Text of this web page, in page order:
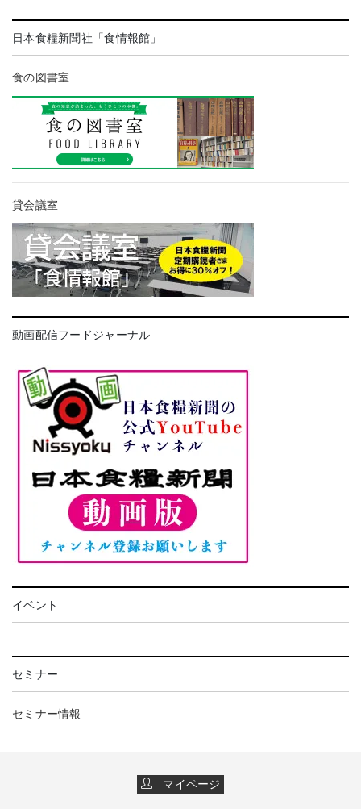
日本食糧新聞社「食情報館」
食の図書室
貸会議室
動画配信フードジャーナル
イベント
セミナー
セミナー情報
マイページ